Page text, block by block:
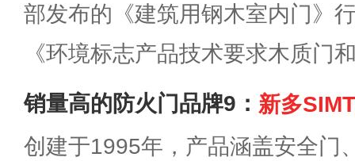
部发布的《建筑用钢木室内门》
《环境标志产品技术要求木质门
销量高的防火门品牌9： 新多
创建于1995年，产品涵盖安全门